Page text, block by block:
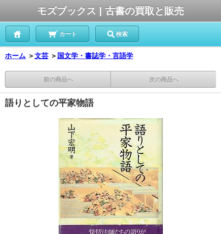
モズブックス | 古書の買取と販売
カート 検索
ホーム ＞文芸 ＞ 国文学・書誌学・言語学
前の商品へ 次の商品へ
語りとしての平家物語